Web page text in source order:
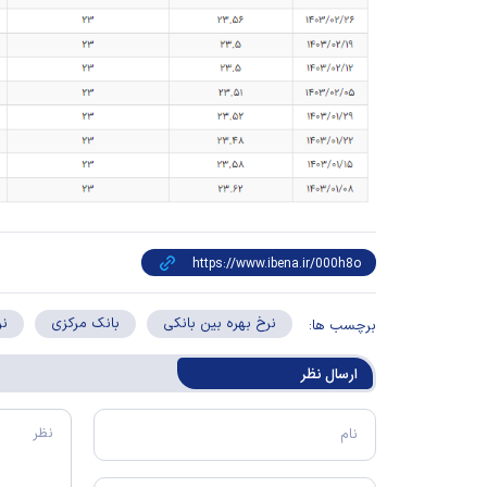
برچسب ها: نرخ بهره بین بانکی بانک مرکزی
ارسال‌ نظر